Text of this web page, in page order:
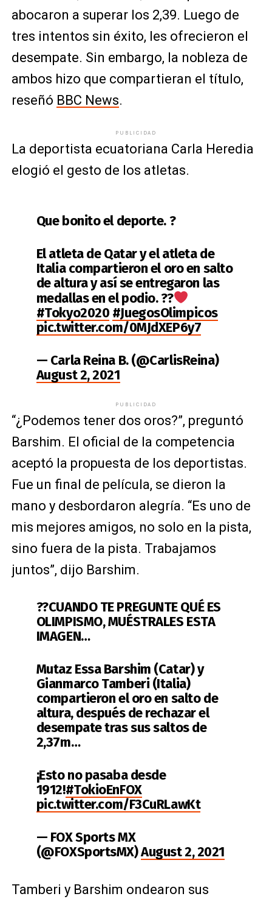
abocaron a superar los 2,39. Luego de
tres intentos sin éxito, les ofrecieron el
desempate. Sin embargo, la nobleza de
ambos hizo que compartieran el título,
reseñó BBC News.
PUBLICIDAD
La deportista ecuatoriana Carla Heredia
elogió el gesto de los atletas.
Que bonito el deporte. ?
El atleta de Qatar y el atleta de
Italia compartieron el oro en salto
de altura y así se entregaron las
medallas en el podio. ??
#Tokyo2020 #JuegosOlimpicos
pic.twitter.com/0MJdXEP6y7
— Carla Reina B. (@CarlisReina)
August 2, 2021
PUBLICIDAD
“¿Podemos tener dos oros?”, preguntó
Barshim. El oficial de la competencia
aceptó la propuesta de los deportistas.
Fue un final de película, se dieron la
mano y desbordaron alegría. “Es uno de
mis mejores amigos, no solo en la pista,
sino fuera de la pista. Trabajamos
juntos”, dijo Barshim.
??CUANDO TE PREGUNTE QUÉ ES
OLIMPISMO, MUÉSTRALES ESTA
IMAGEN…
Mutaz Essa Barshim (Catar) y
Gianmarco Tamberi (Italia)
compartieron el oro en salto de
altura, después de rechazar el
desempate tras sus saltos de
2,37m…
¡Esto no pasaba desde
1912!#TokioEnFOX
pic.twitter.com/F3CuRLawKt
— FOX Sports MX
(@FOXSportsMX)August 2, 2021
Tamberi y Barshim ondearon sus